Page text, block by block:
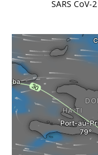
SARS CoV-2